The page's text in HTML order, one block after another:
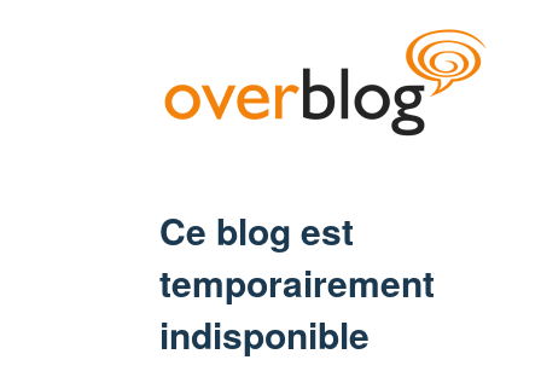
Ce blog est
temporairement
indisponible